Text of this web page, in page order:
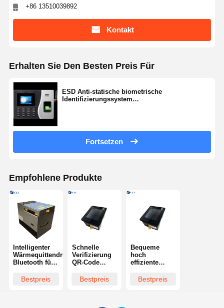
Schwingen-Sperren-Tor
Volles Höhendrehkreuz
Geschwindigkeits-Tor
Klappensperrentor
Glasschiebe-Schraubdrehscheibe
Tropfen-Arm-Drehkreuz
Teile für Türschrauben
QR-Code-Scanner
Parkplatzmaschine
Schranke
+86 13510039892
Kontakt
Erhalten Sie Den Besten Preis Für
ESD Anti-statische biometrische
Identifizierungssystem
Fortsetzen
Empfohlene Produkte
Intelligenter
Wärmequittendrucker
Bluetooth für
Einzelhandel
Bestpreis
Schnelle
Verifizierung
QR-Code
Maschine
Intelligenter
Bestpreis
Bequeme
hoch
effiziente
Scanner-
Maschine QR-
Bestpreis